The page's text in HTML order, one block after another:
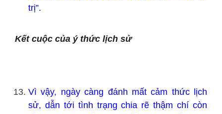
trị”.
Kết cuộc của ý thức lịch sử
Vì vậy, ngày càng đánh mất cảm thức lịch
sử, dẫn tới tình trạng chia rẽ thậm chí còn